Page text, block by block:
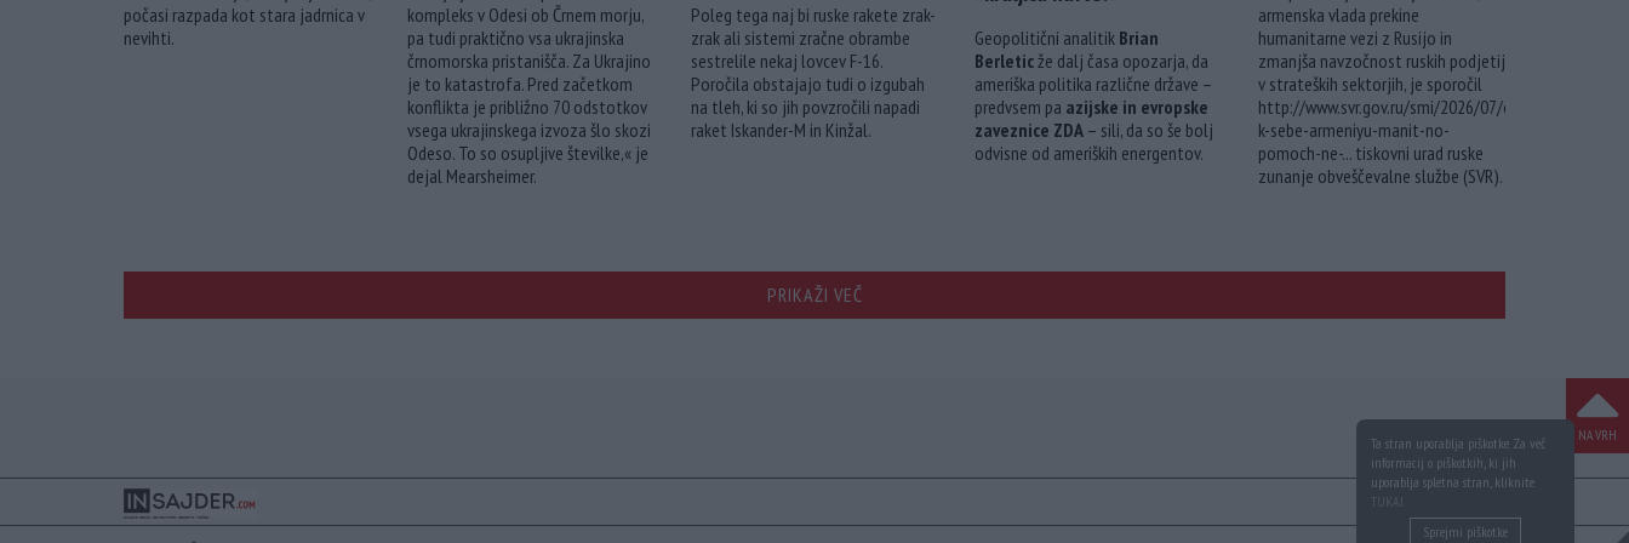
počasi razpada kot stara jadrnica v
nevihti.
kompleks v Odesi ob Črnem morju,
pa tudi praktično vsa ukrajinska
črnomorska pristanišča. Za Ukrajino
je to katastrofa. Pred začetkom
konflikta je približno 70 odstotkov
vsega ukrajinskega izvoza šlo skozi
Odeso. To so osupljive številke,« je
dejal Mearsheimer.
Poleg tega naj bi ruske rakete zrak-
zrak ali sistemi zračne obrambe
sestrelile nekaj lovcev F-16.
Poročila obstajajo tudi o izgubah
na tleh, ki so jih povzročili napadi
raket Iskander-M in Kinžal.
Geopolitični analitik Brian
Berleticže dalj časa opozarja, da
ameriška politika različne države –
predvsem pa azijske in evropske
zaveznice ZDA – sili, da so še bolj
odvisne od ameriških energentov.
armenska vlada prekine
humanitarne vezi z Rusijo in
zmanjša navzočnost ruskih podjetij
v strateških sektorjih, je sporočil
http://www.svr.gov.ru/smi/2026/07/es-
k-sebe-armeniyu-manit-no-
pomoch-ne-... tiskovni urad ruske
zunanje obveščevalne službe (SVR).
PRIKAŽI VEČ
NA VRH
Ta stran uporablja piškotke. Za več
informacij o piškotkih, ki jih
uporablja spletna stran, kliknite
TUKAJ
Sprejmi piškotke